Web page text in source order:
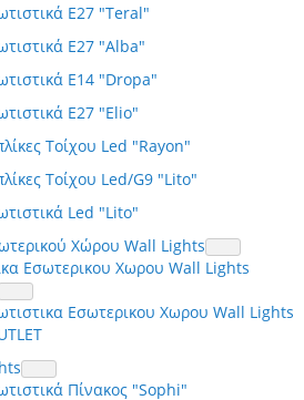
E27 "Teral"
E27 "Alba"
E14 "Dropa"
E27 "Elio"
Τοίχου Led "Rayon"
Τοίχου Led/G9 "Lito"
Led "Lito"
Χώρου Wall Lights
Εσωτερικου Χωρου Wall Lights
Εσωτερικου Χωρου Wall Lights
Πίνακος "Sophi"